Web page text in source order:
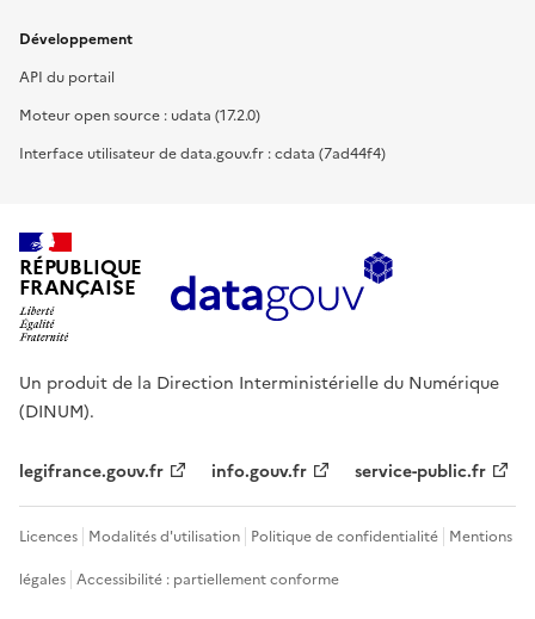
Développement
API du portail
Moteur open source : udata (17.2.0)
Interface utilisateur de data.gouv.fr : cdata (7ad44f4)
RÉPUBLIQUE
FRANÇAISE
Un produit de la Direction Interministérielle du Numérique
(DINUM).
legifrance.gouv.fr info.gouv.fr service-public.fr
Licences Modalités d'utilisation Politique de confidentialité Mentions
légales Accessibilité : partiellement conforme